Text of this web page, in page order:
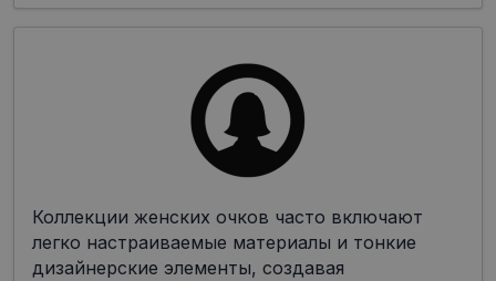
Коллекции женских очков часто включают
легко настраиваемые материалы и тонкие
дизайнерские элементы, создавая